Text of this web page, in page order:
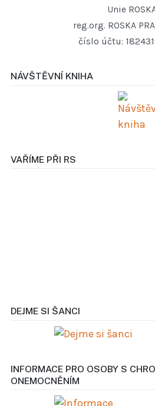
Unie
reg.org. ROSKA
číslo účtu:
NÁVŠTĚVNÍ KNIHA
VAŘÍME PŘI RS
DEJME SI ŠANCI
INFORMACE PRO OSOBY S
ONEMOCNĚNÍM